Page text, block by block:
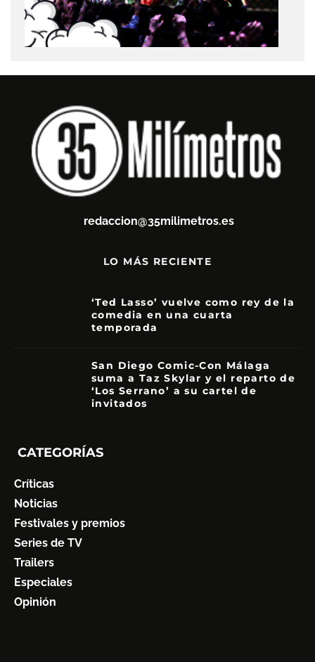
redaccion@35milimetros.es
LO MÁS RECIENTE
‘Ted Lasso’ vuelve como rey de la
comedia en una cuarta
temporada
San Diego Comic-Con Málaga
suma a Taz Skylar y el reparto de
‘Los Serrano’ a su cartel de
invitados
CATEGORÍAS
Críticas
Noticias
Festivales y premios
Series de TV
Trailers
Especiales
Opinión